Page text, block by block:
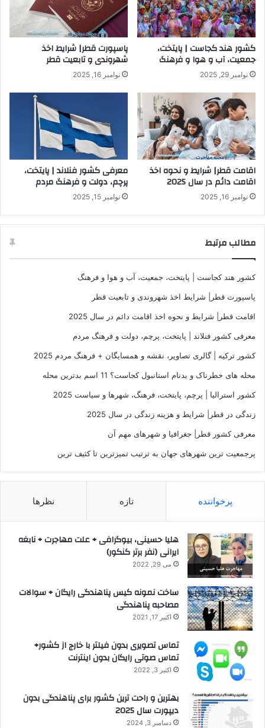
کشور هند کجاست | پایتخت،
جمعیت، آب و هوا و فرهنگ
نوامبر 29, 2025
پاسپورت قطر| شرایط اخذ
شهروندی و تابعیت قطر
نوامبر 16, 2025
اقامت قطر| شرایط و نحوه اخذ
اقامت دائم در سال 2025
نوامبر 16, 2025
معرفی کشور فنلاند | پایتخت،
پرچم، دولت و فرهنگ مردم
نوامبر 15, 2025
مطالب مرتبط
کشور هند کجاست | پایتخت، جمعیت، آب و هوا و فرهنگ
پاسپورت قطر| شرایط اخذ شهروندی و تابعیت قطر
اقامت قطر| شرایط و نحوه اخذ اقامت دائم در سال 2025
معرفی کشور فنلاند | پایتخت، پرچم، دولت و فرهنگ مردم
کشور ترکیه | گالری تصاویر، نقشه و همسایگان + فرهنگ مردم 2025
محله های خطرناک و بدنام استانبول کجاست؟ 11 اسم بدترین محله
کشور استرالیا | پرچم، پایتخت، فرهنگ، شهرها و سیاست 2025
زندگی در قطر| شرایط و هزینه زندگی در سال 2025
معرفی کشور قطر| جغرافیا و شهرهای مهم آن
پرجمعیت‌ ترین شهرهای جهان به ترتیب تمیزترین تا کثیف ترین
پرخواننده تازه نظرها
هلیا حسینی، بیوگرافی + علت مهاجرت + نابغه
ایرانی (نفر برتر کنکور)
می 29, 2022
ساخت نمونه کیس پناهندگی رایگان + سوالات
مصاحبه پناهندگی
اکتبر 17, 2021
تماس تصویری بدون فیلتر با خارج از کشور+
تماس صوتی رایگان بدون اینترنت
اکتبر 3, 2022
بهترین و راحت ترین کشور برای پناهندگی بدون
دیپورت سال 2025
دسامبر 3, 2024